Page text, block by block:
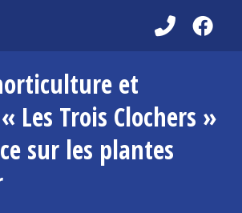
)
)
et
Les Trois Clochers »
sur les plantes